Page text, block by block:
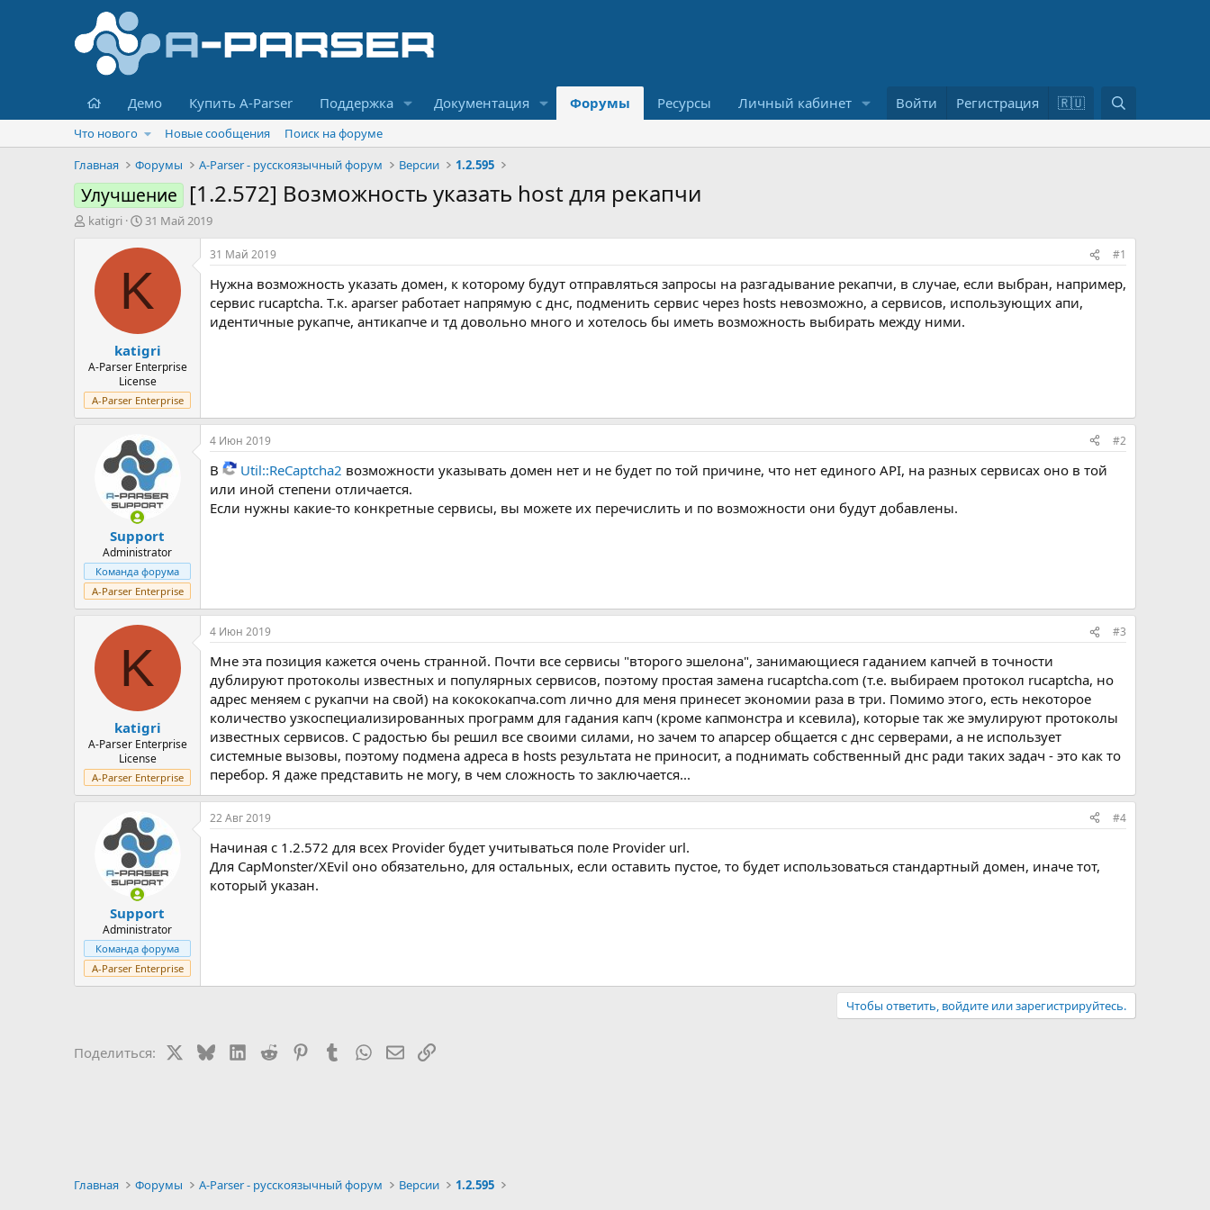
Главная
Демо Купить A-Parser Поддержка Документация Форумы Ресурсы Личный кабинет Войти Регистрация 🇷🇺
о
Что нового Новые сообщения
Поиск на форуме
Главная
Форумы A-Parser - русскоязычный форум Версии 1.2.595
Улучшение [1.2.572] Возможность указать host для рекапчи
А
katigri
Д
т
н
а
а
л
а
31 Май 2019
K
katigri
A-Parser Enterprise
License
A-Parser Enterprise
31 Май 2019 #1
Нужна возможность указать домен, к которому будут отправляться запросы на разгадывание рекапчи, в случае, если выбран, например,
сервис rucaptcha. Т.к. aparser работает напрямую с днс, подменить сервис через hosts невозможно, а сервисов, использующих апи,
идентичные рукапче, антикапче и тд довольно много и хотелось бы иметь возможность выбирать между ними.
Support
Administrator
Команда форума
A-Parser Enterprise
4 Июн 2019 #2
В Util::ReCaptcha2 возможности указывать домен нет и не будет по той причине, что нет единого API, на разных сервисах оно в той
или иной степени отличается.
Если нужны какие-то конкретные сервисы, вы можете их перечислить и по возможности они будут добавлены.
K
katigri
A-Parser Enterprise
License
A-Parser Enterprise
4 Июн 2019 #3
Мне эта позиция кажется очень странной. Почти все сервисы "второго эшелона", занимающиеся гаданием капчей в точности
дублируют протоколы известных и популярных сервисов, поэтому простая замена rucaptcha.com (т.е. выбираем протокол rucaptcha, но
адрес меняем с рукапчи на свой) на кокококапча.com лично для меня принесет экономии раза в три. Помимо этого, есть некоторое
количество узкоспециализированных программ для гадания капч (кроме капмонстра и ксевила), которые так же эмулируют протоколы
известных сервисов. С радостью бы решил все своими силами, но зачем то апарсер общается с днс серверами, а не использует
системные вызовы, поэтому подмена адреса в hosts результата не приносит, а поднимать собственный днс ради таких задач - это как то
перебор. Я даже представить не могу, в чем сложность то заключается...
Support
Administrator
Команда форума
A-Parser Enterprise
22 Авг 2019 #4
Начиная с 1.2.572 для всех Provider будет учитываться поле Provider url.
Для CapMonster/XEvil оно обязательно, для остальных, если оставить пустое, то будет использоваться стандартный домен, иначе тот,
который указан.
Чтобы ответить, войдите или зарегистрируйтесь.
Поделиться: BlueskyLinkedIn
Reddit PinterestTumblrWhatsAppЭлектронная почта
Ссылка
Главная Форумы A-Parser - русскоязычный форум Версии 1.2.595